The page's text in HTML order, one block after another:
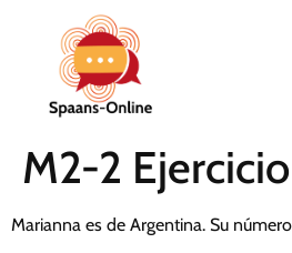
M2-2
Marianna es de Argentina. Su